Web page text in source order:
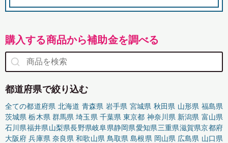
購入する商品から補助金を調べる
都道府県で絞り込む
全ての都道府県 北海道 青森県 岩手県 宮城県 秋田県 山形県 福島県
茨城県 栃木県 群馬県 埼玉県 千葉県 東京都 神奈川県 新潟県 富山県
石川県福井県山梨県長野県岐阜県静岡県愛知県三重県滋賀県京都府
大阪府 兵庫県 奈良県 和歌山県 鳥取県 島根県 岡山県 広島県 山口県